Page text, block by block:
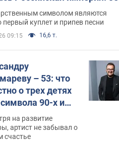
рассказывают в школе
символом являются
первый куплет и припев песни
09:15 16,6 т.
– 53: что
о трех детях
90-х и
выглядят
на развитие
артист не забывал о
счастье